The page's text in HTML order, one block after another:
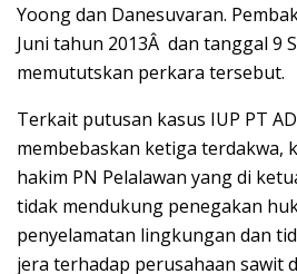
Yoong dan Danesuvaran.
Juni tahun 2013Â dan tanggal 9
memututskan perkara tersebut.
Terkait putusan kasus IUP PT
membebaskan ketiga terdakwa,
hakim PN Pelalawan yang di
tidak mendukung penegakan
penyelamatan lingkungan dan
jera terhadap perusahaan sawit